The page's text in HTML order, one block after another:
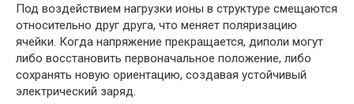
Под воздействием нагрузки ионы в структуре смещаются
относительно друг друга, что меняет поляризацию
ячейки. Когда напряжение прекращается, диполи могут
либо восстановить первоначальное положение, либо
сохранять новую ориентацию, создавая устойчивый
электрический заряд.